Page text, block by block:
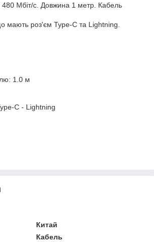
480 Мбіт/с. Довжина 1 метр. Кабель
мають роз'єм Type-C та Lightning.
1.0 м
C - Lightning
Китай
Кабель